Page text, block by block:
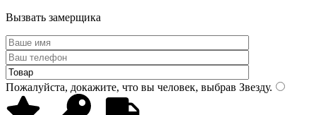
Вызвать замерщика
Пожалуйста, докажите, что вы человек, выбрав Звезду.